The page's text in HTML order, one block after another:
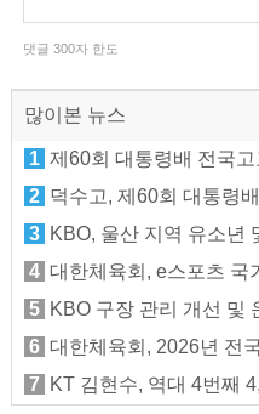
댓글 300자 한도
많이본 뉴스
1 제60회 대통령배 전국
2 덕수고, 제60회 대통령
3 KBO, 울산 지역 유소년
4 대한체육회, e스포츠 국가
5 KBO 구장 관리 개선 및
6 대한체육회, 2026년 전
7
KT 김현수, 역대 4번째